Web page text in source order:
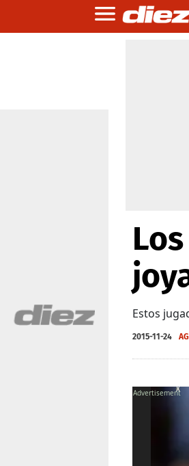
Estos
2015-11-24
X